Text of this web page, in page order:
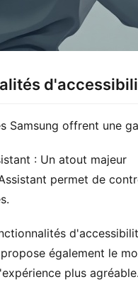
Samsung offrent une
: Un atout majeur
permet de
propose également le
plus agréable.